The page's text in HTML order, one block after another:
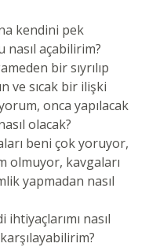
kendini pek
nasıl açabilirim?
bir sıyrılıp
ve sıcak bir ilişki
onca yapılacak
olacak?
beni çok yoruyor,
olmuyor, kavgaları
yapmadan nasıl
ihtiyaçlarımı nasıl